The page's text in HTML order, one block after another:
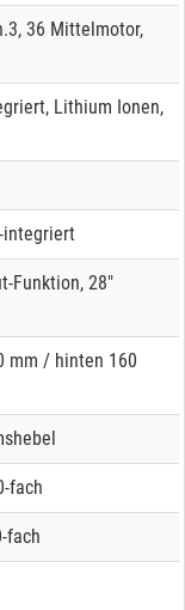
36 Mittelmotor,
Lithium Ionen,
integriert
Funktion, 28"
mm / hinten 160
fach
fach